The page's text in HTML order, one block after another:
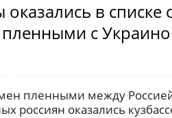
оказались в
с
пленными между
россиян оказались